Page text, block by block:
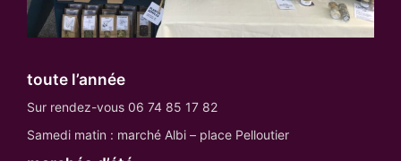
toute l’année
Sur rendez-vous 06 74 85 17 82
Samedi matin : marché Albi – place Pelloutier